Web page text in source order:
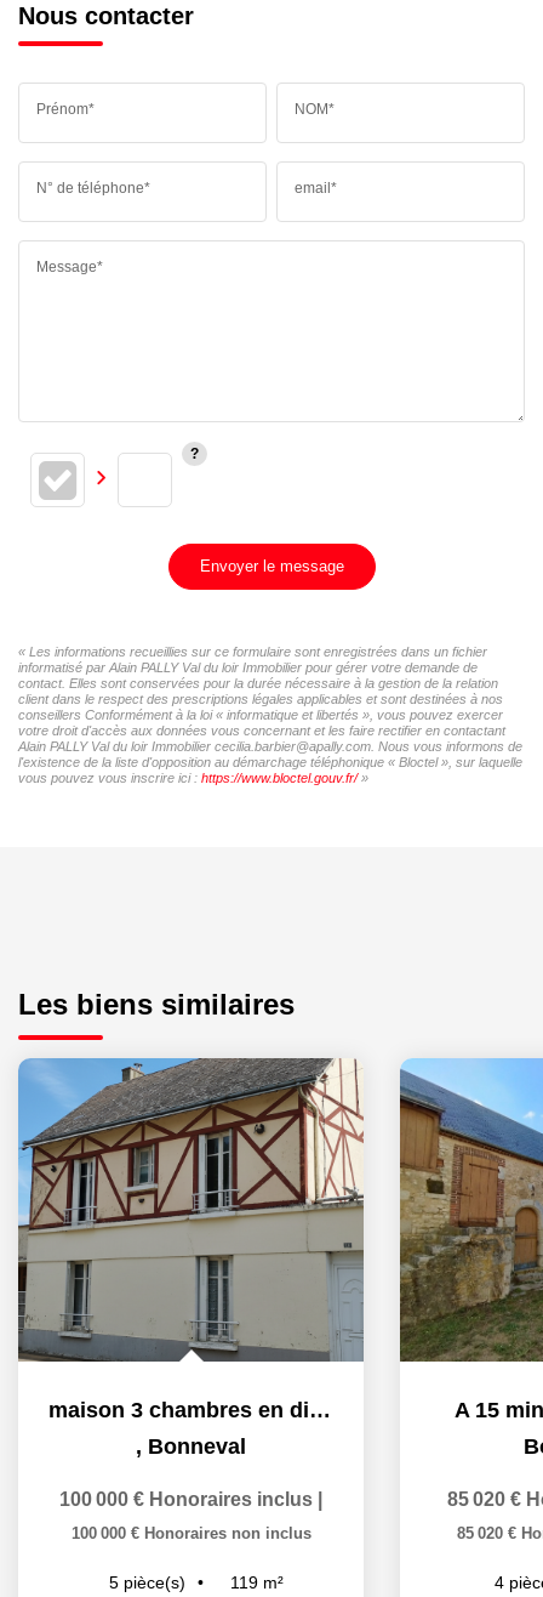
Nous contacter
Prénom* NOM*
N° de téléphone* email*
Message*
Envoyer le message
« Les informations recueillies sur ce formulaire sont enregistrées dans un fichier
informatisé par Alain PALLY Val du loir Immobilier pour gérer votre demande de
contact. Elles sont conservées pour la durée nécessaire à la gestion de la relation
client dans le respect des prescriptions légales applicables et sont destinées à nos
conseillers Conformément à la loi « informatique et libertés », vous pouvez exercer
votre droit d'accès aux données vous concernant et les faire rectifier en contactant
Alain PALLY Val du loir Immobilier cecilia.barbier@apally.com. Nous vous informons de
l'existence de la liste d'opposition au démarchage téléphonique « Bloctel », sur laquelle
vous pouvez vous inscrire ici : https://www.bloctel.gouv.fr/»
Les biens similaires
maison 3 chambres en direction d'Allaines
, Bonneval
100 000 € Honoraires inclus
100 000 € Honoraires non inclus
5 pièce(s) 119 m²
A 15
85 020 €
85 020 €
4